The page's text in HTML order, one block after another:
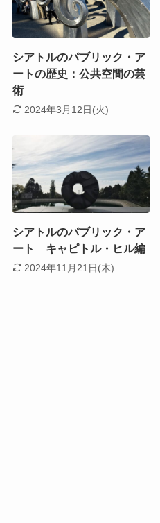
シアトルのパブリック・ア
ートの歴史：公共空間の芸
術
2024年3月12日(火)
シアトルのパブリック・ア
ート キャピトル・ヒル編
2024年11月21日(木)